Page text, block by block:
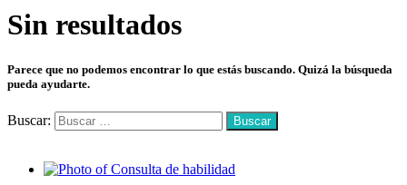
Sin resultados
Parece que no podemos encontrar lo que estás buscando. Quizá la búsqueda
pueda ayudarte.
Buscar: